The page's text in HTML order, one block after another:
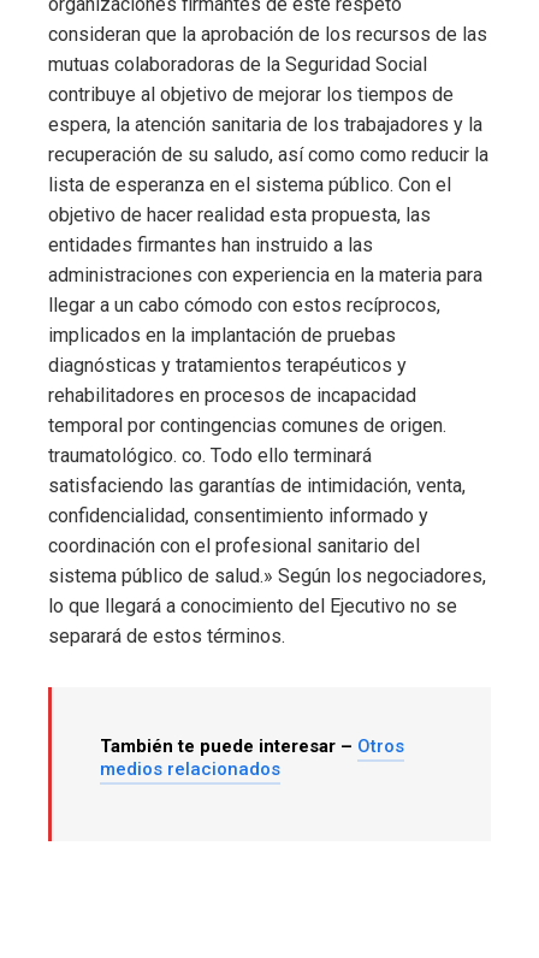
consideran que la aprobación de los recursos de las
mutuas colaboradoras de la Seguridad Social
contribuye al objetivo de mejorar los tiempos de
espera, la atención sanitaria de los trabajadores y la
recuperación de su saludo, así como como reducir la
lista de esperanza en el sistema público. Con el
objetivo de hacer realidad esta propuesta, las
entidades firmantes han instruido a las
administraciones con experiencia en la materia para
llegar a un cabo cómodo con estos recíprocos,
implicados en la implantación de pruebas
diagnósticas y tratamientos terapéuticos y
rehabilitadores en procesos de incapacidad
temporal por contingencias comunes de origen.
traumatológico. co. Todo ello terminará
satisfaciendo las garantías de intimidación, venta,
confidencialidad, consentimiento informado y
coordinación con el profesional sanitario del
sistema público de salud.» Según los negociadores,
lo que llegará a conocimiento del Ejecutivo no se
separará de estos términos.
También te puede interesar – Otros
medios relacionados